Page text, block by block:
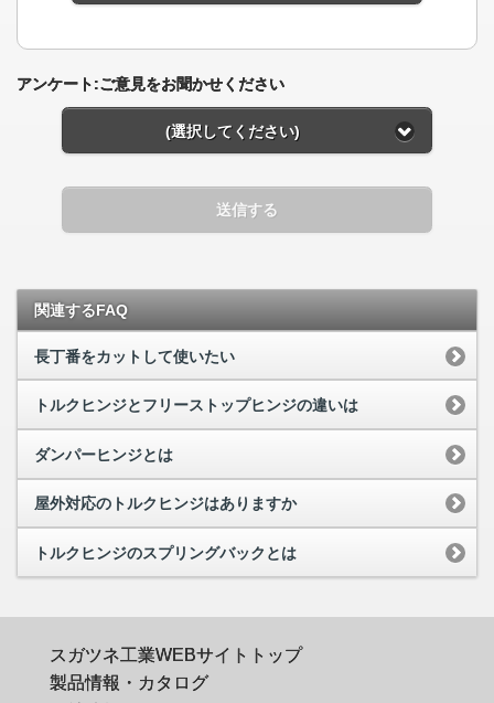
アンケート:ご意見をお聞かせください
(選択してください)
送信する
関連するFAQ
長丁番をカットして使いたい
トルクヒンジとフリーストップヒンジの違いは
ダンパーヒンジとは
屋外対応のトルクヒンジはありますか
トルクヒンジのスプリングバックとは
スガツネ工業WEBサイトトップ
製品情報・カタログ